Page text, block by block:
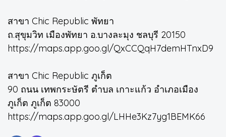
สาขา Chic Republic พัทยา
ถ.สุขุมวิท เมืองพัทยา อ.บางละมุง ชลบุรี 20150
https://maps.app.goo.gl/QxCCQqH7demHTnxD9
สาขา Chic Republic ภูเก็ต
90 ถนน เทพกระษัตรี ตำบล เกาะแก้ว อำเภอเมือง
ภูเก็ต ภูเก็ต 83000
https://maps.app.goo.gl/LHHe3Kz7yg1BEMK66